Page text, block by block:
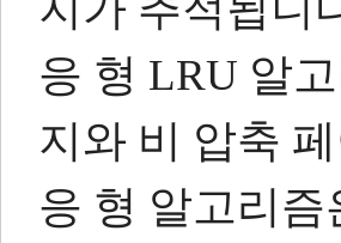
응 형 LRU 알
지와 비 압축
응 형 알고리즘